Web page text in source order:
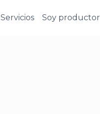
Servicios Soy productor